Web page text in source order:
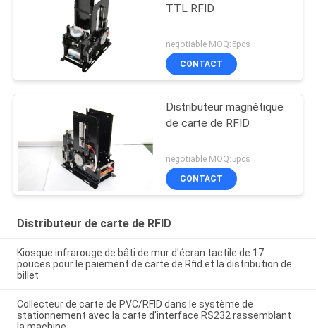
TTL RFID
negotiable MOQ:5pcs
CONTACT
Distributeur magnétique
de carte de RFID
negotiable MOQ:5pcs
CONTACT
Distributeur de carte de RFID
Kiosque infrarouge de bâti de mur d'écran tactile de 17
pouces pour le paiement de carte de Rfid et la distribution de
billet
Collecteur de carte de PVC/RFID dans le système de
stationnement avec la carte d'interface RS232 rassemblant